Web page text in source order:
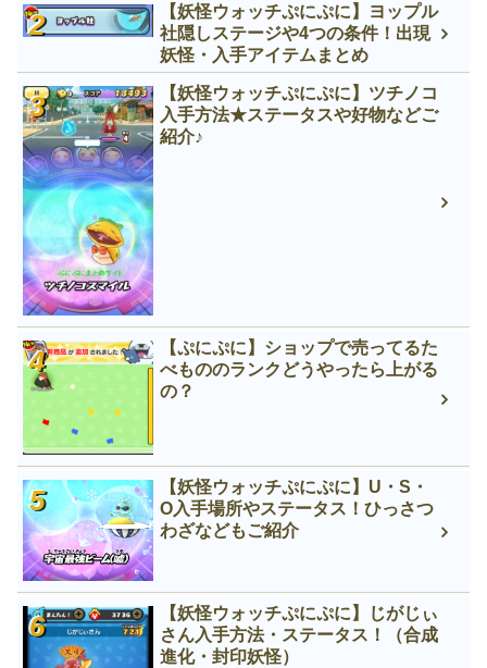
【妖怪ウォッチぷにぷに】ヨップル
社隠しステージや4つの条件！出現
妖怪・入手アイテムまとめ
【妖怪ウォッチぷにぷに】ツチノコ
入手方法★ステータスや好物などご
紹介♪
【ぷにぷに】ショップで売ってるた
べもののランクどうやったら上がる
の？
【妖怪ウォッチぷにぷに】U・S・
O入手場所やステータス！ひっさつ
わざなどもご紹介
【妖怪ウォッチぷにぷに】じがじぃ
さん入手方法・ステータス！（合成
進化・封印妖怪）